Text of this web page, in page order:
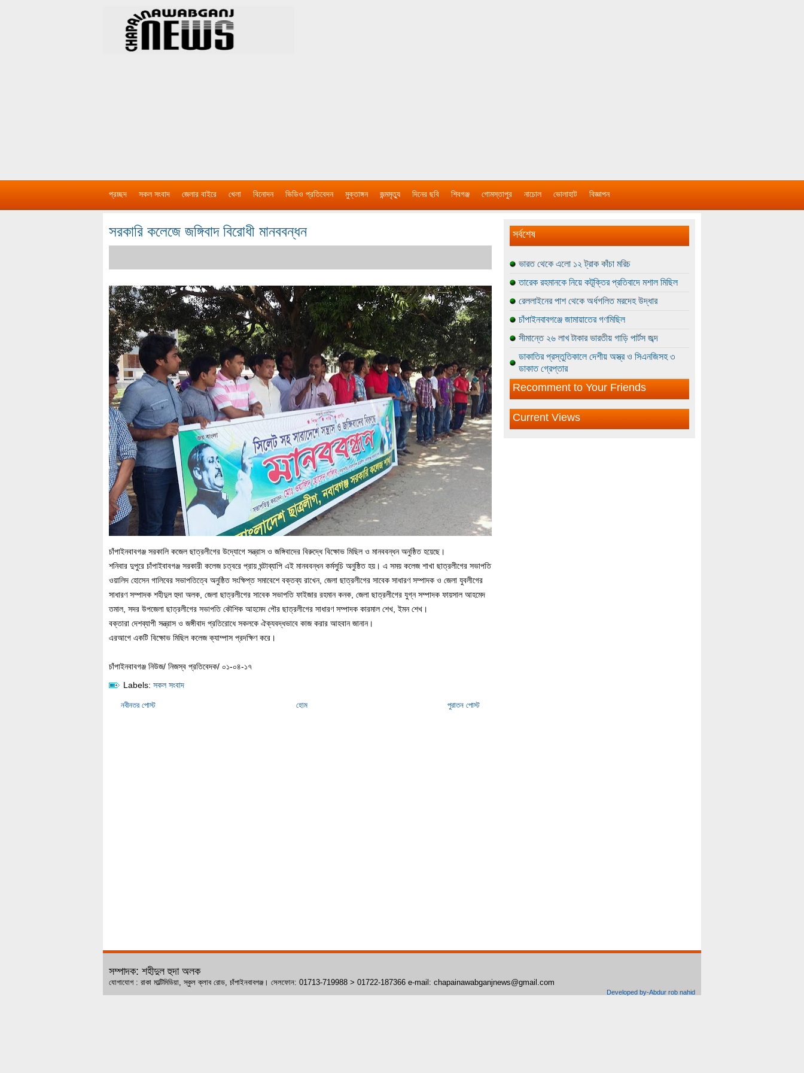
প্রচ্ছদ সকল সংবাদ জেলার বাইরে খেলা বিনোদন ভিডিও প্রতিবেদন মুক্তাঙ্গন জন্মমৃত্যু দিনের ছবি শিবগঞ্জ গোমস্তাপুর নাচোল ভোলাহাট বিজ্ঞাপন
সরকারি কলেজে জঙ্গিবাদ বিরোধী মানববন্ধন
চাঁপাইনবাবগঞ্জ সরকালি কজেল ছাত্রলীগের উদ্যোগে সন্ত্রাস ও জঙ্গিবাদের বিরুদ্ধে বিক্ষোভ মিছিল ও মানববন্ধন অনুষ্ঠিত হয়েছে।
শনিবার দুপুরে চাঁপাইবাবগঞ্জ সরকারী কলেজ চত্বরে প্রায় ঘন্টাব্যাপি এই মানববন্ধন কর্মসুচি অনুষ্ঠিত হয়। এ সময় কলেজ শাখা ছাত্রলীগের সভাপতি
ওয়ালিদ হোসেন গালিবের সভাপতিত্বে অনুষ্ঠিত সংক্ষিপ্ত সমাবেশে বক্তব্য রাখেন, জেলা ছাত্রলীগের সাবেক সাধারণ সম্পাদক ও জেলা যুবলীগের
সাধারণ সম্পাদক শহীদুল হুদা অলক, জেলা ছাত্রলীগের সাবেক সভাপতি ফাইজার রহমান কনক, জেলা ছাত্রলীগের যুগ্ন সম্পাদক ফায়সাল আহমেদ
তমাল, সদর উপজেলা ছাত্রলীগের সভাপতি কৌশিক আহমেদ পৌর ছাত্রলীগের সাধারণ সম্পাদক কারমাল শেখ, ইমন শেখ।
বক্তারা দেশব্যাপী সন্ত্রাস ও জঙ্গীবাদ প্রতিরোধে সকলকে ঐক্যবদ্ধভাবে কাজ করার আহবান জানান।
এরআগে একটি বিক্ষোভ মিছিল কলেজ ক্যাম্পাস প্রদক্ষিণ করে।
চাঁপাইনবাবগঞ্জ নিউজ/ নিজস্ব প্রতিবেদক/ ০১-০৪-১৭
Labels: সকল সংবাদ
নবীনতর পোস্ট পুরাতন পোস্ট
হোম
সর্বশেষ
ভারত থেকে এলো ১২ ট্রাক কাঁচা মরিচ
তারেক রহমানকে নিয়ে কটূক্তির প্রতিবাদে মশাল মিছিল
রেললাইনের পাশ থেকে অর্ধগলিত মরদেহ উদ্ধার
চাঁপাইনবাবগঞ্জে জামায়াতের গণমিছিল
সীমান্তে ২৬ লাখ টাকার ভারতীয় গাড়ি পার্টস জব্দ
ডাকাতির প্রস্তুতিকালে দেশীয় অস্ত্র ও সিএনজিসহ ৩
ডাকাত গ্রেপ্তার
Recomment to Your Friends
Current Views
সম্পাদক: শহীদুল হুদা অলক
যোগাযোগ : রাকা মাল্টিমিডিয়া, স্কুল ক্লাব রোড, চাঁপাইনবাবগঞ্জ। সেলফোন: 01713-719988 > 01722-187366 e-mail: chapainawabganjnews@gmail.com
Developed by-Abdur rob nahid